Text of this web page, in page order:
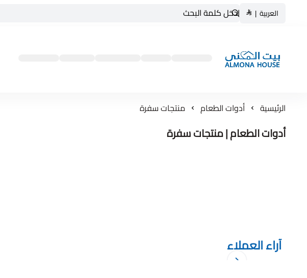
العربية |
بيت المنى ALMONA HOUSE
الرئيسية أدوات الطعام منتجات سفرة
أدوات الطعام | منتجات سفرة
آراء العملاء